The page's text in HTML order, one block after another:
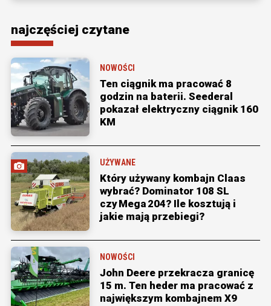
najczęściej czytane
NOWOŚCI
Ten ciągnik ma pracować 8
godzin na baterii. Seederal
pokazał elektryczny ciągnik 160
KM
UŻYWANE
Który używany kombajn Claas
wybrać? Dominator 108 SL
czy Mega 204? Ile kosztują i
jakie mają przebiegi?
NOWOŚCI
John Deere przekracza granicę
15 m. Ten heder ma pracować z
największym kombajnem X9